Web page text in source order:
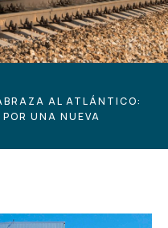
AL ATLÁNTICO:
UNA NUEVA